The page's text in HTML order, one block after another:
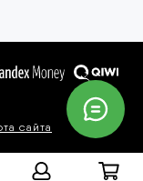
сайта